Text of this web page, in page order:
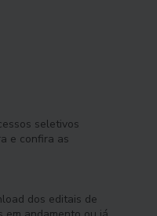
seletivos
e confira as
dos editais de